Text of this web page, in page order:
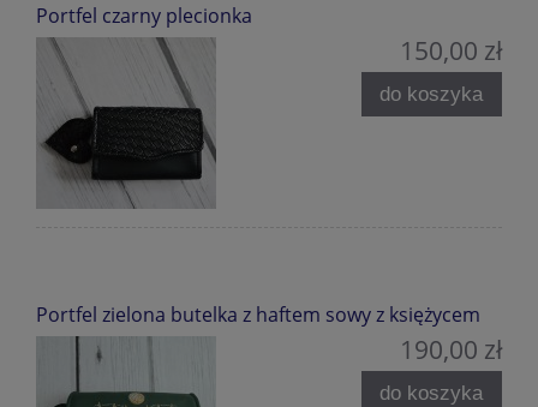
Portfel czarny plecionka
150,00 zł
do koszyka
Portfel zielona butelka z haftem sowy z księżycem
190,00 zł
do koszyka